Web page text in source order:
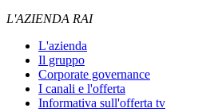
L'AZIENDA RAI
L'azienda
Il gruppo
Corporate governance
I canali e l'offerta
Informativa sull'offerta tv